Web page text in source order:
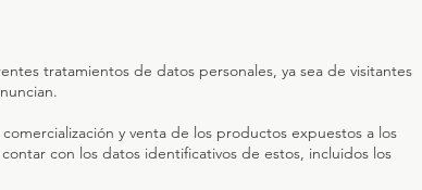
tratamientos de datos personales, ya sea de visitantes
y venta de los productos expuestos a los
con los datos identificativos de estos, incluidos los